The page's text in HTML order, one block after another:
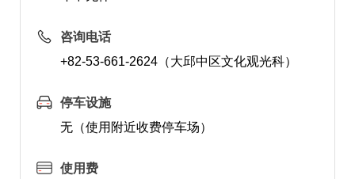
咨询电话
+82-53-661-2624（大邱中区文化观光科）
停车设施
无（使用附近收费停车场）
使用费